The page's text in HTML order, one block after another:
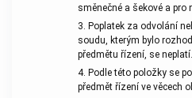
směnečné a šekové a
3. Poplatek za odvolání
soudu, kterým bylo
předmětu řízení, se neplatí.
4. Podle této položky se
předmět řízení ve věcech